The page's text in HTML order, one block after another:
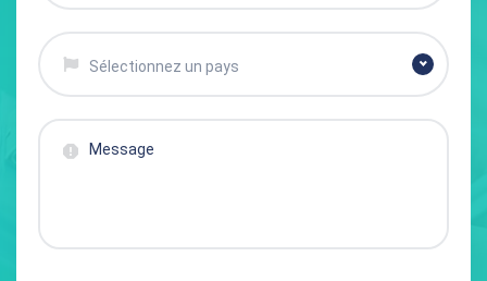
Sélectionnez un pays